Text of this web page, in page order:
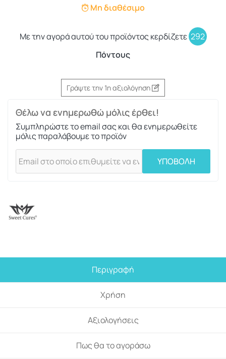
Μη διαθέσιμο
Με την αγορά αυτού του προϊόντος κερδίζετε 292
Πόντους
Γράψτε την 1η αξιολόγηση
Θέλω να ενημερωθώ μόλις έρθει!
Συμπληρώστε το email σας και θα ενημερωθείτε
μόλις παραλάβουμε το προϊόν
ΥΠΟΒΟΛΗ
Περιγραφή
Χρήση
Αξιολογήσεις
Πως θα το αγοράσω